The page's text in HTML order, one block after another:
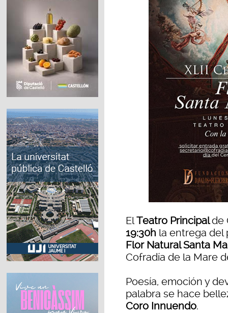
ElTeatro Principalde
19:30h la entrega
Flor Natural Santa
Cofradía de la Mare
Poesía, emoción y
palabra se hace
Coro Innuendo.